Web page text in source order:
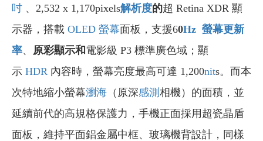
吋 、2,532 x 1,170pixels解析度的超 Retina XDR 顯
示器，搭載 OLED 螢幕面板，支援60Hz 螢幕更新
率、 原彩顯示和電影級 P3 標準廣色域；顯
示 HDR 內容時，螢幕亮度最高可達 1,200nits。而本
次特地縮小螢幕瀏海 （原深感測 相機）的面積，並
延續前代的高規格保護力，手機正面採用超瓷晶盾
面板，維持平面鋁金屬中框、玻璃機背設計，同樣